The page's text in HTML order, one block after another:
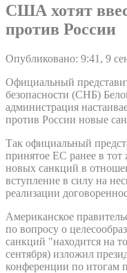
США хотят
против России
Опубликовано: 9:41, 9
Официальный
безопасности (СНБ)
администрация
против России новые
Так официальный
принятое ЕС ранее в тот
новых санкций в
вступление в силу на
реализации
Американское
по вопросу о
санкций "находится на
сентября) изложил
конференции по итогам